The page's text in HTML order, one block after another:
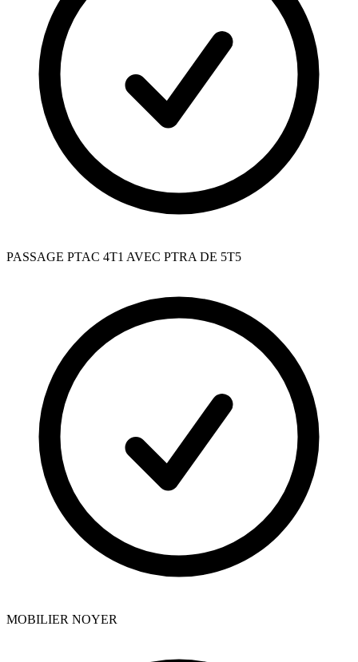
PASSAGE PTAC 4T1 AVEC PTRA DE 5T5
MOBILIER NOYER